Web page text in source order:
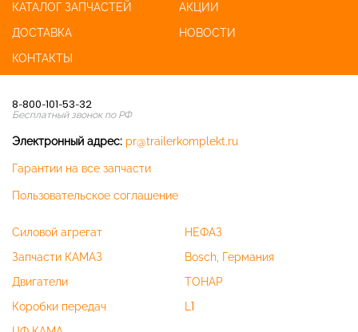
КАТАЛОГ ЗАПЧАСТЕЙ
АКЦИИ
ДОСТАВКА
НОВОСТИ
КОНТАКТЫ
8-800-101-53-32
Бесплатный звонок по РФ
Электронный адрес: pr@trailerkomplekt.ru
Гарантии на все запчасти
Пользовательское соглашение
Силовой агрегат
Запчасти КАМАЗ
Двигатели
Коробки передач
НЕФАЗ
Bosch, Германия
ТОНАР
L1